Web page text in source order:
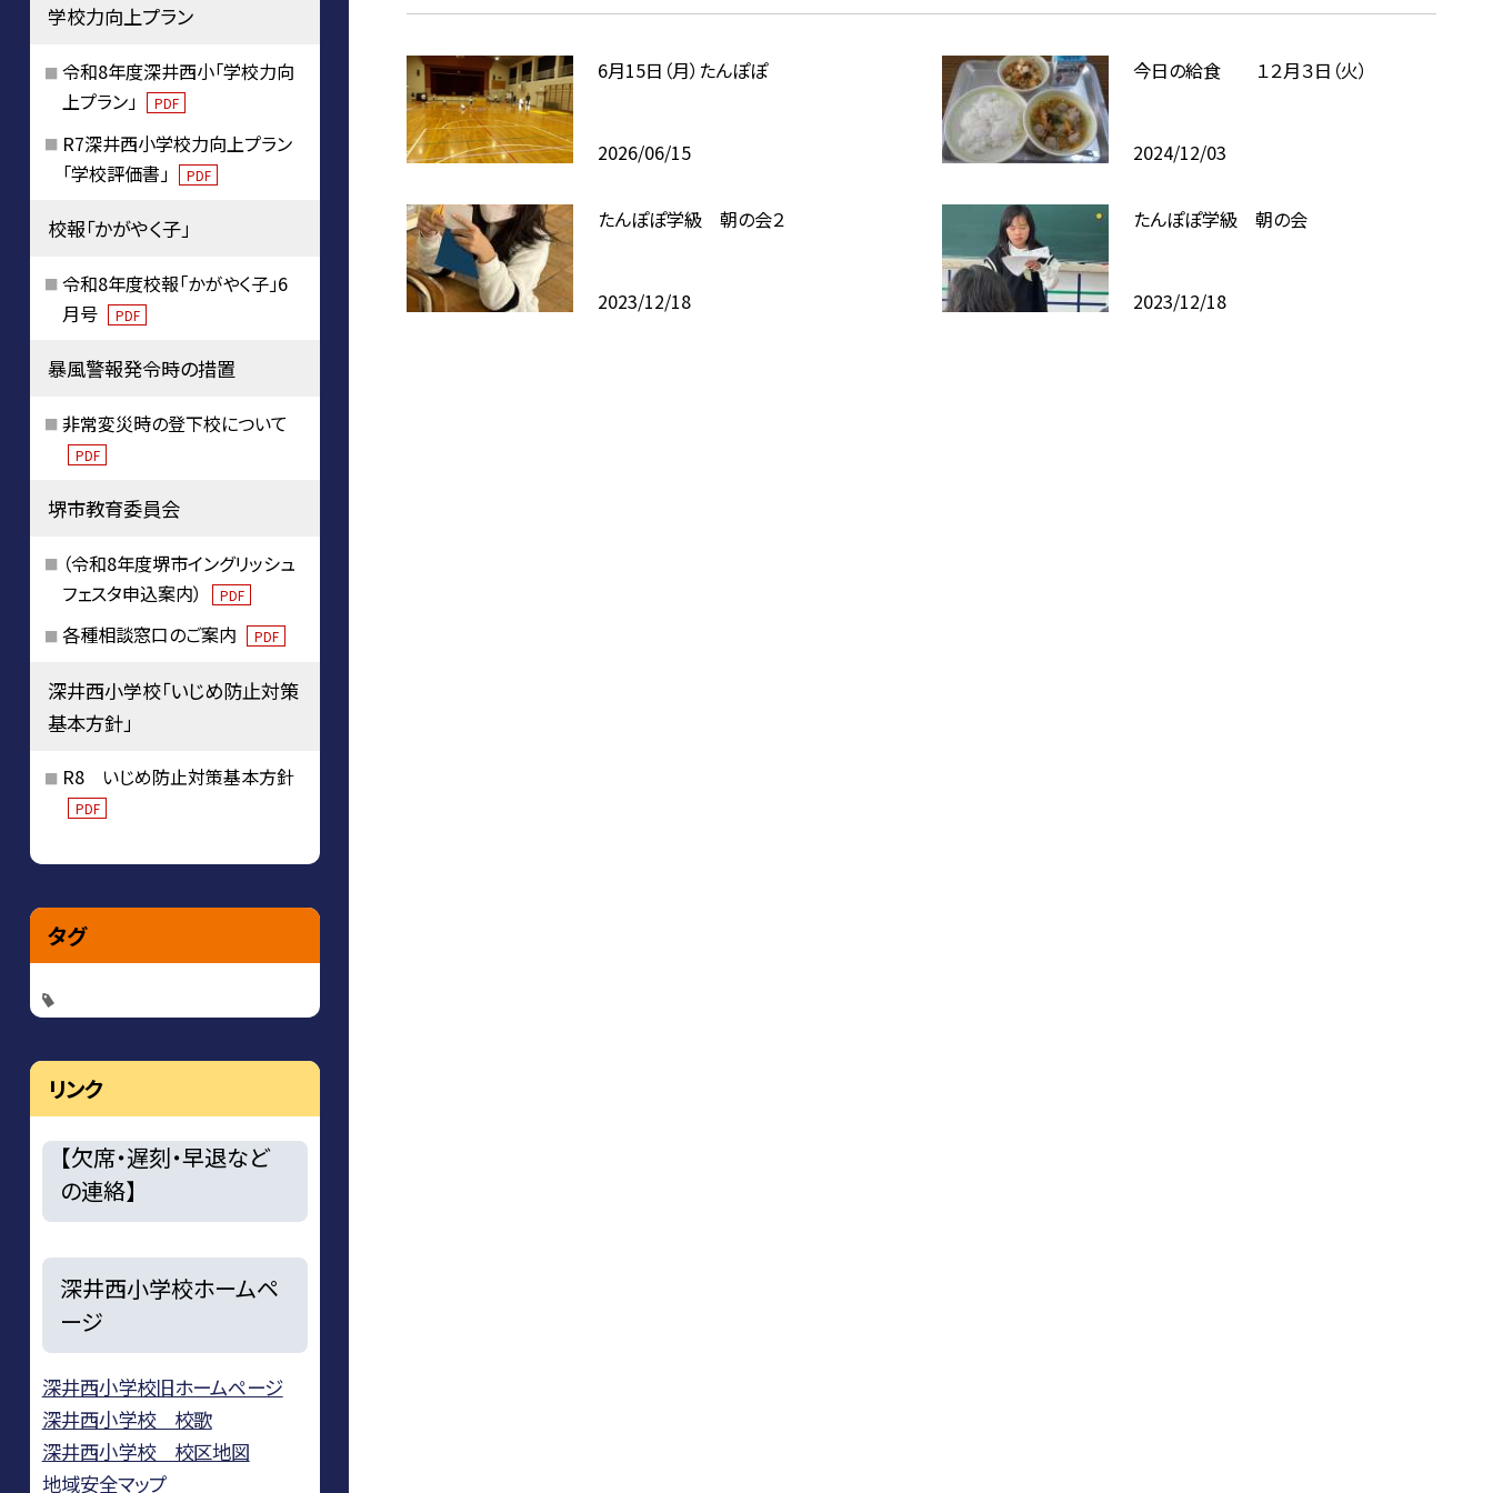
6月15日（月）たんぽぽ
2026/06/15
今日の給食 １２月３日（火）
2024/12/03
たんぽぽ学級 朝の会２
2023/12/18
たんぽぽ学級 朝の会
2023/12/18
学校力向上プラン
令和8年度深井西小「学校力向
上プラン」
PDF
R7深井西小学校力向上プラン
「学校評価書」
PDF
校報「かがやく子」
令和8年度校報「かがやく子」6
月号
PDF
暴風警報発令時の措置
非常変災時の登下校について
PDF
堺市教育委員会
（令和8年度堺市イングリッシュ
フェスタ申込案内）
PDF
各種相談窓口のご案内 PDF
深井西小学校「いじめ防止対策
基本方針」
R8 いじめ防止対策基本方針
PDF
タグ
リンク
【欠席・遅刻・早退など
の連絡】
深井西小学校ホームペ
ージ
深井西小学校旧ホームページ
深井西小学校 校歌
深井西小学校 校区地図
地域安全マップ